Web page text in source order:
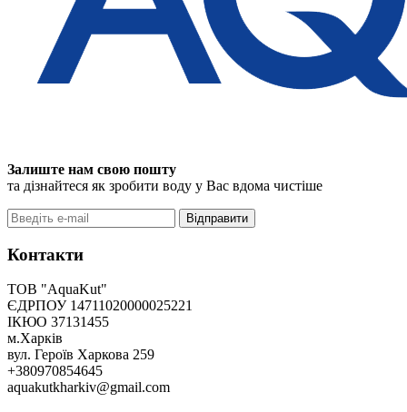
Залиште нам свою пошту
та дізнайтеся як зробити воду у Вас вдома чистіше
Відправити
Контакти
ТОВ "AquaKut"
ЄДРПОУ 14711020000025221
ІКЮО 37131455
м.Харків
вул. Героїв Харкова 259
+380970854645
aquakutkharkiv@gmail.com